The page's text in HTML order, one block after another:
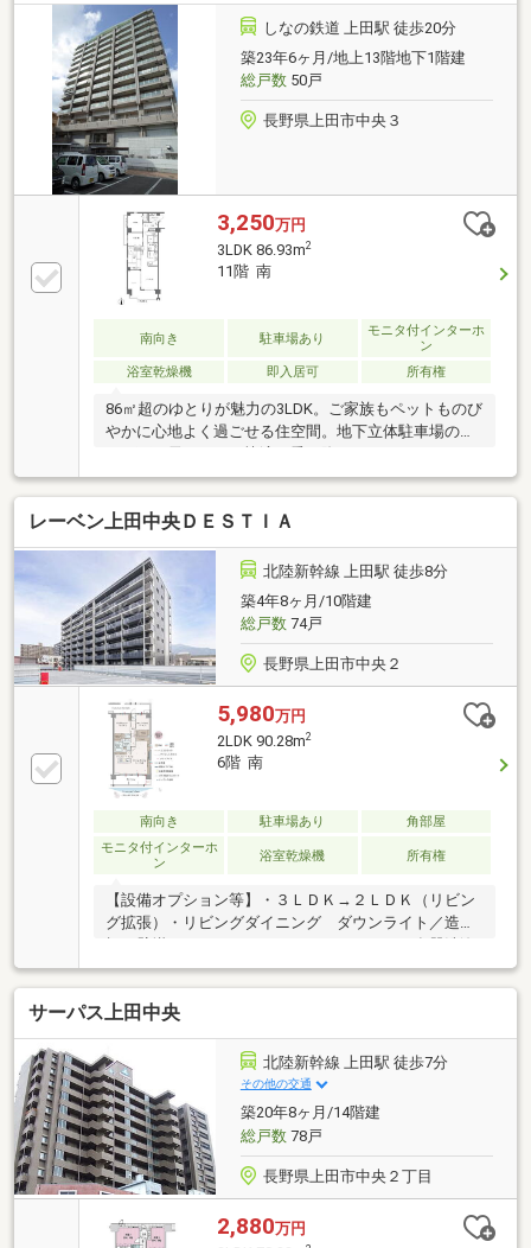
ドルーム（洋室１）約７．０帖にウォークインクロゼ
ット有 専有面積：約９２．９８平米（他にバルkニ
ー面積約１２．２４平米、ポーチ面積約４．５１平米
有）
しなの鉄道 上田駅 徒歩20分
築23年6ヶ月/地上13階地下1階建
総戸数50戸
長野県上田市中央３
3,250万円
3LDK 86.93m2
11階 南
南向き 駐車場あり
モニタ付インターホ
ン
浴室乾燥機
即入居可 所有権
86㎡超のゆとりが魅力の3LDK。ご家族もペットものび
やかに心地よく過ごせる住空間。地下立体駐車場のた
も完備。スーパーも徒歩圏内にあり、毎日のお買い物
にも便利な住環境。お好みの合わせてリフォーム・リ
ノベーションを楽しみたい方にもおすすめの一邸で
す。
レーベン上田中央ＤＥＳＴＩＡ
北陸新幹線 上田駅 徒歩8分
築4年8ヶ月/10階建
総戸数74戸
長野県上田市中央２
5,980万円
2LDK 90.28m2
6階 南
南向き 駐車場あり
角部屋
モニタ付インターホ
ン
浴室乾燥機 所有権
【設備オプション等】・３ＬＤＫ→２ＬＤＫ（リビン
グ拡張）・リビングダイニング ダウンライト／造作
乾燥機／タッチレス水栓／カップボード（平田タイ
ル）／高さ９０ｃｍ・洋室１ 引戸／ＷＩＣ引戸ミラ
タップ・ガラスドア／小上がりベッドフレーム・洋室
２ 大型ＷＩＣ引戸・玄関 エコカラット／全身姿見
鏡
サーパス上田中央
北陸新幹線 上田駅 徒歩7分
その他の交通
築20年8ヶ月/14階建
総戸数78戸
長野県上田市中央２丁目
2,880万円